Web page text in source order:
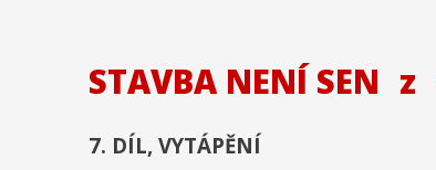
STAVBA NENÍ SEN z
7. DÍL, VYTÁPĚNÍ